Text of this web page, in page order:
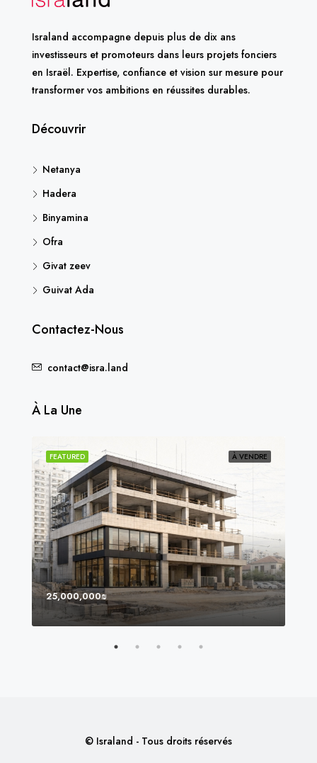
Israland accompagne depuis plus de dix ans
investisseurs et promoteurs dans leurs projets fonciers
en Israël. Expertise, confiance et vision sur mesure pour
transformer vos ambitions en réussites durables.
Découvrir
Netanya
Hadera
Binyamina
Ofra
Givat zeev
Guivat Ada
Contactez-Nous
contact@isra.land
À La Une
À VENDRE
FEATURED
25,000,000₪
© Israland - Tous droits réservés